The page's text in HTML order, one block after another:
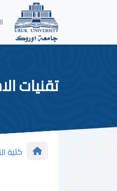
تقنيات
كلية